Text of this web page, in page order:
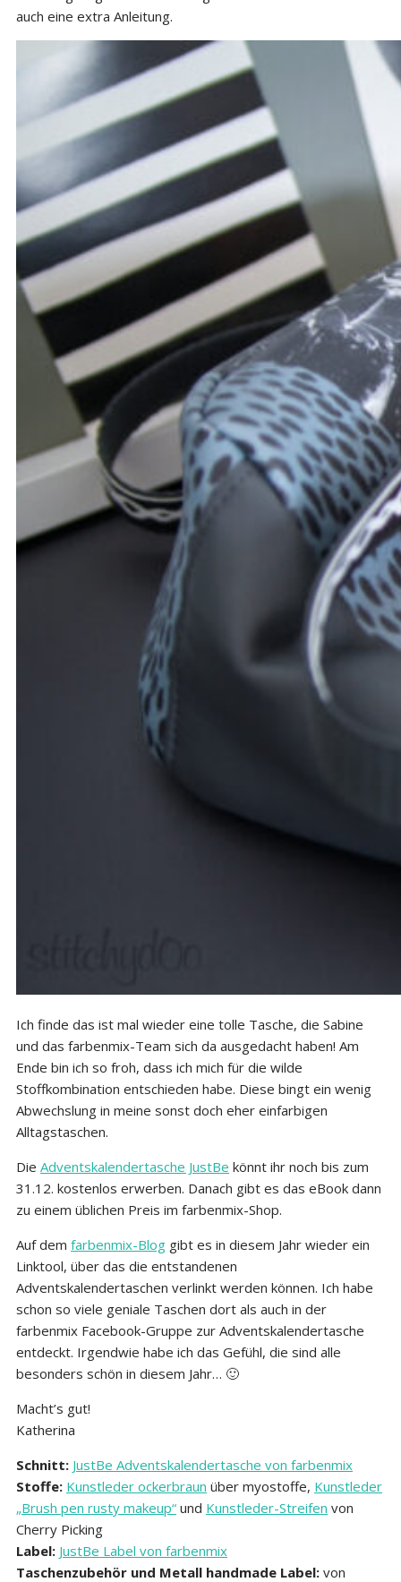
auch eine extra Anleitung.
Ich finde das ist mal wieder eine tolle Tasche, die Sabine
und das farbenmix-Team sich da ausgedacht haben! Am
Ende bin ich so froh, dass ich mich für die wilde
Stoffkombination entschieden habe. Diese bingt ein wenig
Abwechslung in meine sonst doch eher einfarbigen
Alltagstaschen.
Die Adventskalendertasche JustBe könnt ihr noch bis zum
31.12. kostenlos erwerben. Danach gibt es das eBook dann
zu einem üblichen Preis im farbenmix-Shop.
Auf dem farbenmix-Blog gibt es in diesem Jahr wieder ein
Linktool, über das die entstandenen
Adventskalendertaschen verlinkt werden können. Ich habe
schon so viele geniale Taschen dort als auch in der
farbenmix Facebook-Gruppe zur Adventskalendertasche
entdeckt. Irgendwie habe ich das Gefühl, die sind alle
besonders schön in diesem Jahr… 🙂
Macht’s gut!
Katherina
Schnitt: JustBe Adventskalendertasche von farbenmix
Stoffe: Kunstleder ockerbraun über myostoffe, Kunstleder
„Brush pen rusty makeup“ und Kunstleder-Streifen von
Cherry Picking
Label: JustBe Label von farbenmix
Taschenzubehör und Metall handmade Label: von